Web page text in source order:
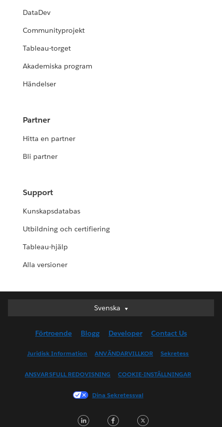
DataDev
Communityprojekt
Tableau-torget
Akademiska program
Händelser
Partner
Hitta en partner
Bli partner
Support
Kunskapsdatabas
Utbildning och certifiering
Tableau-hjälp
Alla versioner
Svenska
Deutsch
English (US)
Español
Français (France)
한국어
Förtroende Blogg Developer Contact Us
Juridisk Information ANVÄNDARVILLKOR Sekretess
ANSVARSFULL REDOVISNING COOKIE-INSTÄLLNINGAR
Dina Sekretessval
LinkedInFacebook